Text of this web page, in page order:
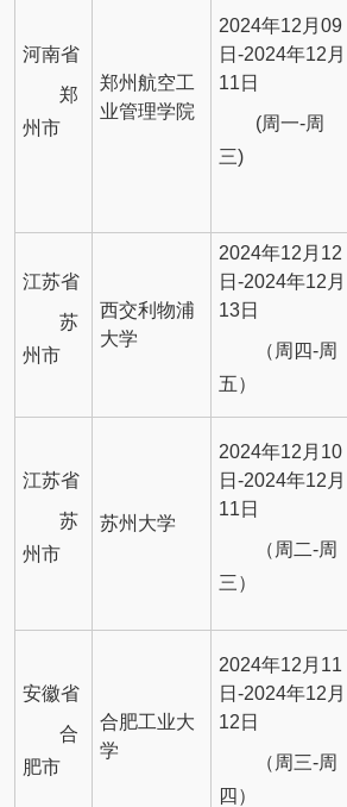
河南省
郑
州市
郑州航空工
业管理学院
2024年12月09
日-2024年12月
11日
(周一-周
三)
江苏省
苏
州市
西交利物浦
大学
2024年12月12
日-2024年12月
13日
（周四-周
五）
江苏省
苏
州市
苏州大学
2024年12月10
日-2024年12月
11日
（周二-周
三）
安徽省
合
肥市
合肥工业大
学
2024年12月11
日-2024年12月
12日
（周三-周
四）